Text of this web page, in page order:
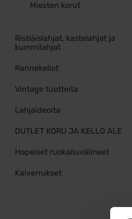
Miesten korut
Ristiäislahjat, kastelahjat ja
kummilahjat
Rannekellot
Vintage tuotteita
Lahjaideoita
OUTLET KORU JA KELLO ALE
Hopeiset ruokailuvälineet
Kaiverrukset